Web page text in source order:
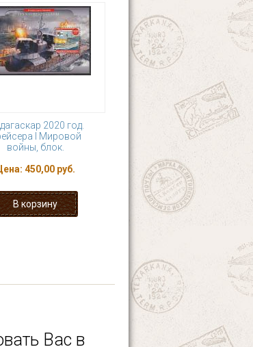
2020 год.
I Мировой
войны, блок.
450,00 руб.
Вас в